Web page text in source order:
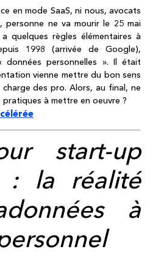
en mode SaaS, ni nous, avocats
personne ne va mourir le 25 mai
quelques règles élémentaires à
1998 (arrivée de Google),
données personnelles ». Il était
vienne mettre du bon sens
des pro. Alors, au final, ne
à mettre en oeuvre ?
start-up
: la réalité
à